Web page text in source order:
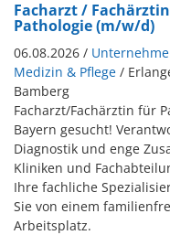
Facharzt /
Pathologie (m/w/d)
06.08.2026 /
Medizin & Pflege /
Bamberg
Facharzt/Fachärztin für
Bayern gesucht!
Diagnostik und enge
Kliniken und
Ihre fachliche
Sie von einem
Arbeitsplatz.